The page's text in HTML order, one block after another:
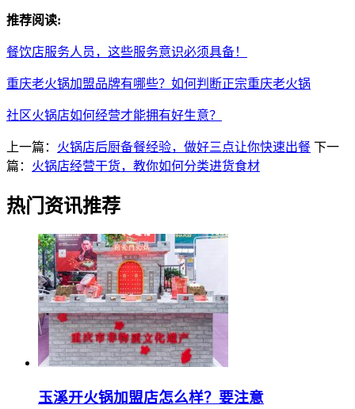
推荐阅读:
餐饮店服务人员，这些服务意识必须具备！
重庆老火锅加盟品牌有哪些？如何判断正宗重庆老火锅
社区火锅店如何经营才能拥有好生意？
上一篇： 火锅店后厨备餐经验，做好三点让你快速出餐
下一
篇： 火锅店经营干货，教你如何分类进货食材
热门资讯推荐
玉溪开火锅加盟店怎么样？要注意